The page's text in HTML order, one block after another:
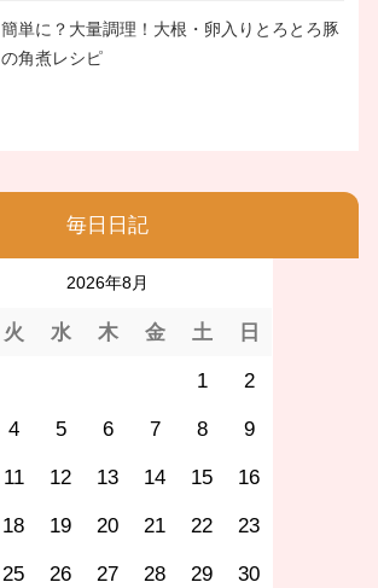
簡単に？大量調理！大根・卵入りとろとろ豚
の角煮レシピ
毎日日記
2026年8月
火 水 木 金 土 日
1 2
4 5 6 7 8 9
11 12 13 14 15 16
18 19 20 21 22 23
25 26 27 28 29 30